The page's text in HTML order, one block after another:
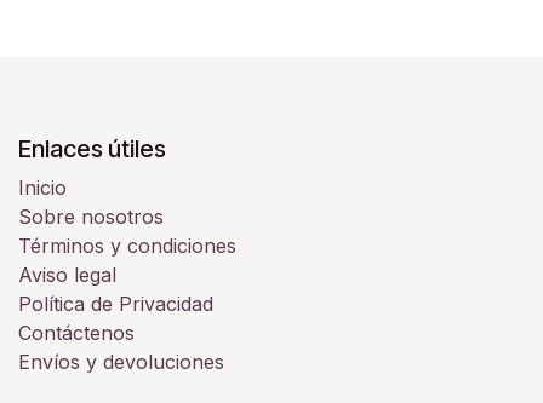
Enlaces útiles
Inicio
Sobre nosotros
Términos y condiciones
Aviso legal
Política de Privacidad
Contáctenos
Envíos y devoluciones